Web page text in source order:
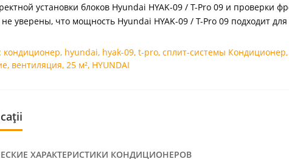
установки блоков Hyundai HYAK-09 / T-Pro 09 и проверки
уверены, что мощность Hyundai HYAK-09 / T-Pro 09 подходит для
кондиционер, hyundai, hyak-09, t-pro, сплит-системы Кондиционер,
, вентиляция, 25 м², HYUNDAI
ХАРАКТЕРИСТИКИ КОНДИЦИОНЕРОВ